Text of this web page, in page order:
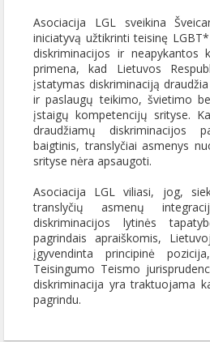
Asociacija LGL sveikina
iniciatyvą užtikrinti teisinę
diskriminacijos ir neapykantos
primena, kad Lietuvos
įstatymas diskriminaciją
ir paslaugų teikimo, švietimo
įstaigų kompetencijų srityse.
draudžiamų diskriminacijos
baigtinis, translyčiai asmenys
srityse nėra apsaugoti.
Asociacija LGL viliasi, jog,
translyčių asmenų
diskriminacijos lytinės
pagrindais apraiškomis,
įgyvendinta principinė
Teisingumo Teismo
diskriminacija yra traktuojama
pagrindu.